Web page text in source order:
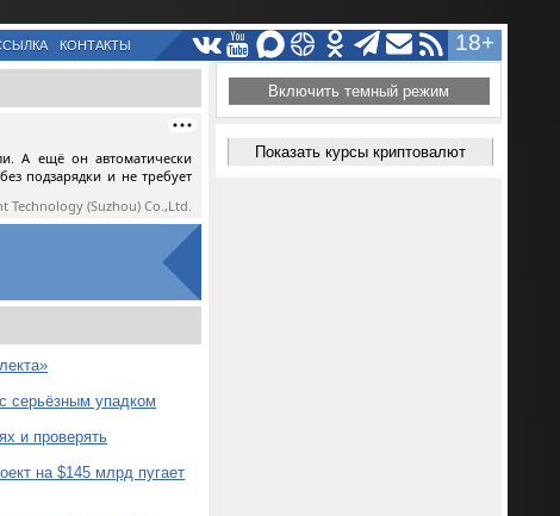
18+
КОНТАКТЫ
А ещё он автоматически
подзарядки и не требует
Technology (Suzhou) Co.,Ltd.
серьёзным упадком
и проверять
на $145 млрд пугает
Включить темный режим
Показать курсы криптовалют